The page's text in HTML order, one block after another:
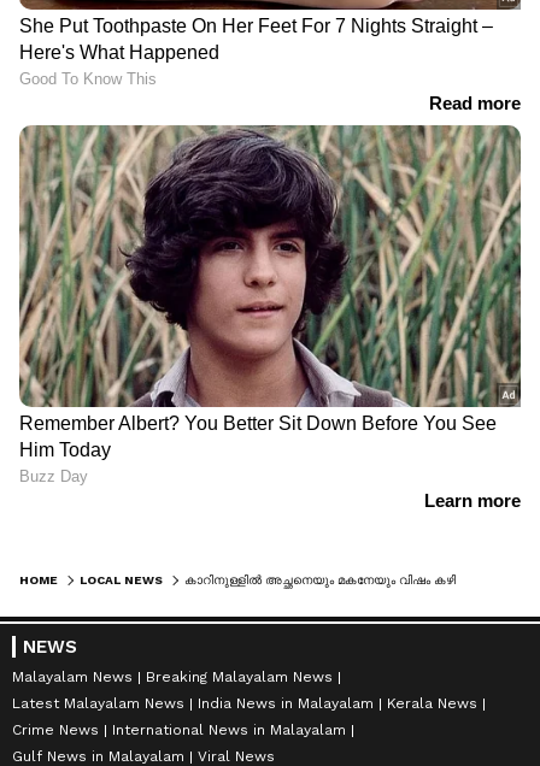
HOME LOCAL NEWS
NEWS
Malayalam News
Breaking Malayalam News
Latest Malayalam News
India News in Malayalam
Kerala News
Crime News
International News in Malayalam
Gulf News in Malayalam
Viral News